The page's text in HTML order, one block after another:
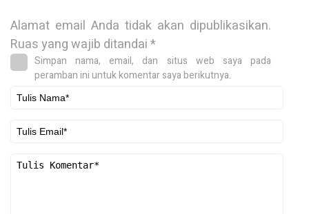
Alamat email Anda tidak akan dipublikasikan.
Ruas yang wajib ditandai*
Simpan nama, email, dan situs web saya pada
peramban ini untuk komentar saya berikutnya.